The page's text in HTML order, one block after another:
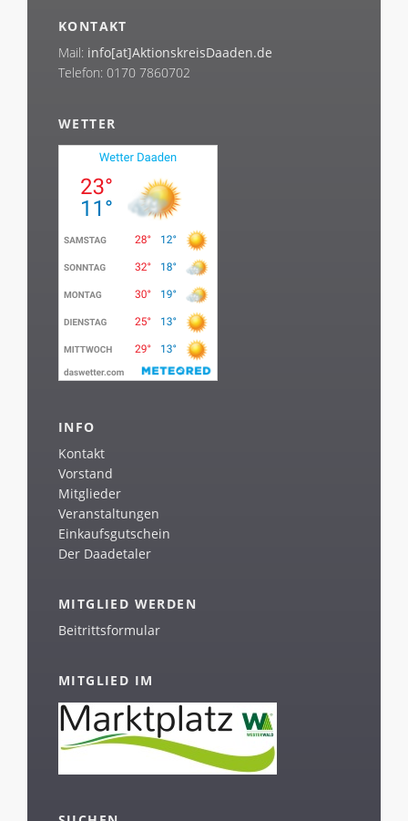
KONTAKT
Mail: info[at]AktionskreisDaaden.de
Telefon: 0170 7860702
WETTER
INFO
Kontakt
Vorstand
Mitglieder
Veranstaltungen
Einkaufsgutschein
Der Daadetaler
MITGLIED WERDEN
Beitrittsformular
MITGLIED IM